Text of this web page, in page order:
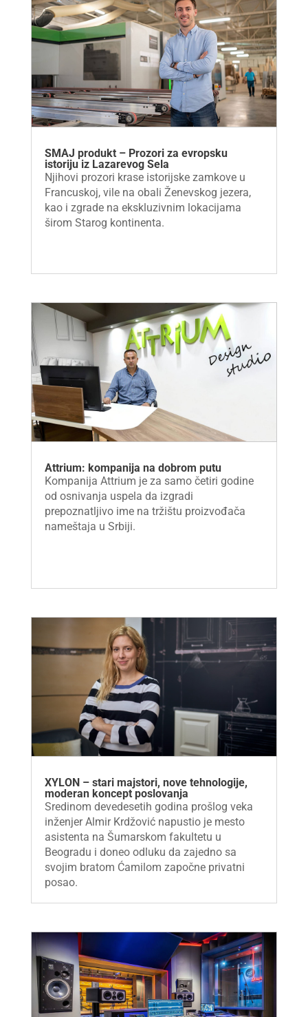
SMAJ produkt – Prozori za evropsku
istoriju iz Lazarevog Sela
Njihovi prozori krase istorijske zamkove u
Francuskoj, vile na obali Ženevskog jezera,
kao i zgrade na ekskluzivnim lokacijama
širom Starog kontinenta.
Attrium: kompanija na dobrom putu
Kompanija Attrium je za samo četiri godine
od osnivanja uspela da izgradi
prepoznatljivo ime na tržištu proizvođača
nameštaja u Srbiji.
XYLON – stari majstori, nove tehnologije,
moderan koncept poslovanja
Sredinom devedesetih godina prošlog veka
inženjer Almir Krdžović napustio je mesto
asistenta na Šumarskom fakultetu u
Beogradu i doneo odluku da zajedno sa
svojim bratom Ćamilom započne privatni
posao.